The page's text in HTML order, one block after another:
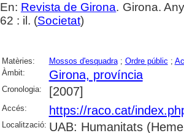
En: Revista de Girona. Girona.
62 : il. (Societat)
Matèries: Mossos d'esquadra; Ordre públic ;
Àmbit:
Girona, província
Cronologia: [2007]
Accés: https://raco.cat/
Localització: UAB: Humanitats